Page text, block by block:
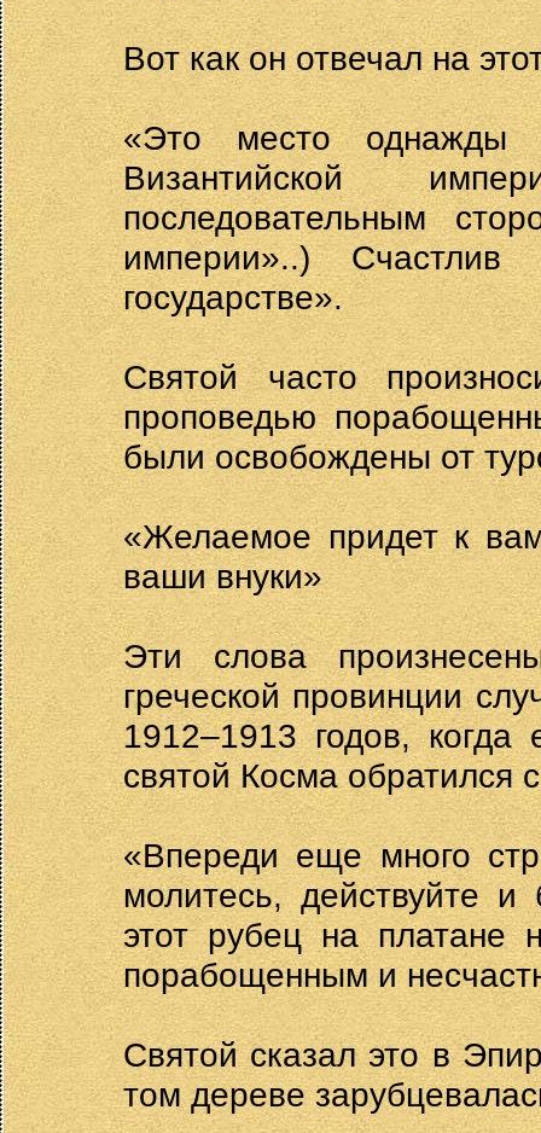
Вот как он отвечал на
«Это место однажды
Византийской
последовательным
империи»..)
государстве».
Святой часто
проповедью
были освобождены от
«Желаемое придет к
ваши внуки»
Эти слова
греческой провинции
1912–1913 годов,
святой Косма обратился
«Впереди еще много
молитесь, действуйте
этот рубец на платане
порабощенным и
Святой сказал это в
том дереве